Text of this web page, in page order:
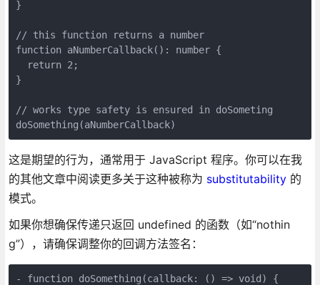
}
// this function returns a number
function aNumberCallback(): number {
  return 2;
}
// works type safety is ensured in doSometing
doSomething(aNumberCallback)
这是期望的行为，通常用于 JavaScript 程序。你可以在我
的其他文章中阅读更多关于这种被称为 substitutability的
模式。
如果你想确保传递只返回 undefined 的函数（如“nothin
g”），请确保调整你的回调方法签名：
- function doSomething(callback: () => void) {